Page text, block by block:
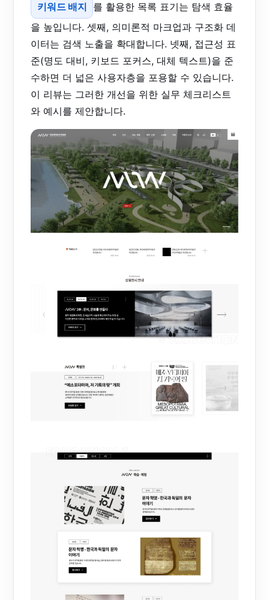
키워드 배지
를 활용한 목록 표기는 탐색 효율
을 높입니다. 셋째, 의미론적 마크업과 구조화 데
이터는 검색 노출을 확대합니다. 넷째, 접근성 표
준(명도 대비, 키보드 포커스, 대체 텍스트)을 준
수하면 더 넓은 사용자층을 포용할 수 있습니다.
이 리뷰는 그러한 개선을 위한 실무 체크리스트
와 예시를 제안합니다.